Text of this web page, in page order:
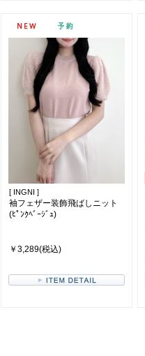
[ INGNI ]
袖フェザー装飾飛ばしニット
(ﾋﾟﾝｸﾍﾞｰｼﾞｭ)
￥3,289(税込)